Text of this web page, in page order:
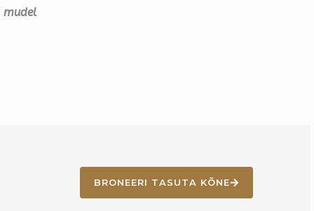
mudel
BRONEERI TASUTA KÕNE